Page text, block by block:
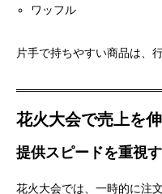
ワッフル
片手で持ちやすい商品は、
花火大会で売上を
提供スピードを重視
花火大会では、一時的に注